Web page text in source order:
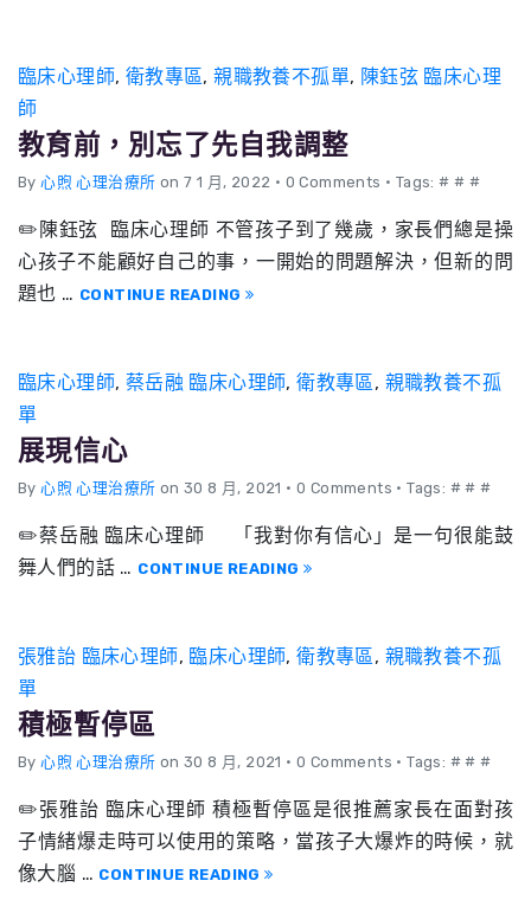
臨床心理師, 衛教專區,親職教養不孤單, 陳鈺弦 臨床心理
師
教育前，別忘了先自我調整
By心煦 心理治療所 on 7 1 月, 2022 • 0 Comments • Tags: # # #
✏️陳鈺弦 臨床心理師 不管孩子到了幾歲，家長們總是操
心孩子不能顧好自己的事，一開始的問題解決，但新的問
題也 … CONTINUE READING
臨床心理師, 蔡岳融 臨床心理師,衛教專區, 親職教養不孤
單
展現信心
By心煦 心理治療所 on 30 8 月, 2021 • 0 Comments • Tags: # # #
✏️蔡岳融 臨床心理師 「我對你有信心」是一句很能鼓
舞人們的話 … CONTINUE READING
張雅詒 臨床心理師, 臨床心理師,衛教專區, 親職教養不孤
單
積極暫停區
By心煦 心理治療所 on 30 8 月, 2021 • 0 Comments • Tags: # # #
✏️張雅詒 臨床心理師 積極暫停區是很推薦家長在面對孩
子情緒爆走時可以使用的策略，當孩子大爆炸的時候，就
像大腦 … CONTINUE READING